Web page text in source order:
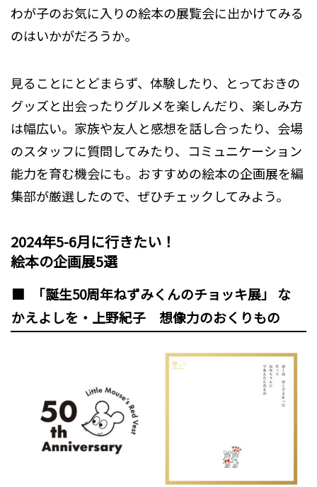
わが子のお気に入りの絵本の展覧会に出かけてみる
のはいかがだろうか。
見ることにとどまらず、体験したり、とっておきの
グッズと出会ったりグルメを楽しんだり、楽しみ方
は幅広い。家族や友人と感想を話し合ったり、会場
のスタッフに質問してみたり、コミュニケーション
能力を育む機会にも。おすすめの絵本の企画展を編
集部が厳選したので、ぜひチェックしてみよう。
2024年5-6月に行きたい！
絵本の企画展5選
「誕生50周年ねずみくんのチョッキ展」 な
かえよしを・上野紀子 想像力のおくりもの